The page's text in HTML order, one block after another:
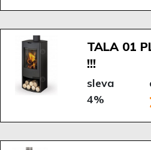
TALA 01
!!!
sleva
4%